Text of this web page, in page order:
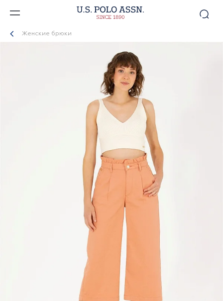
Женские брюки